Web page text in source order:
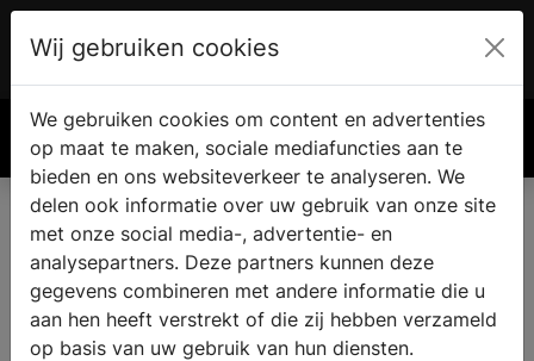
€ 0.00
Vind een haard of kachel in
Enkhuizen
Wij gebruiken cookies
We gebruiken cookies om content en advertenties
op maat te maken, sociale mediafuncties aan te
bieden en ons websiteverkeer te analyseren. We
delen ook informatie over uw gebruik van onze site
met onze social media-, advertentie- en
analysepartners. Deze partners kunnen deze
gegevens combineren met andere informatie die u
aan hen heeft verstrekt of die zij hebben verzameld
op basis van uw gebruik van hun diensten.